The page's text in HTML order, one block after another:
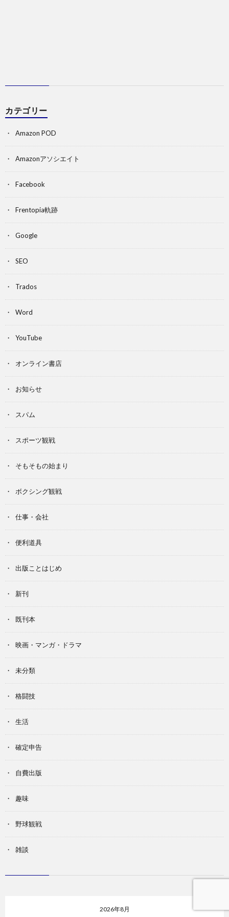
カテゴリー
Amazon POD
Amazonアソシエイト
Facebook
Frentopia軌跡
Google
SEO
Trados
Word
YouTube
オンライン書店
お知らせ
スパム
スポーツ観戦
そもそもの始まり
ボクシング観戦
仕事・会社
便利道具
出版ことはじめ
新刊
既刊本
映画・マンガ・ドラマ
未分類
格闘技
生活
確定申告
自費出版
趣味
野球観戦
雑談
2026年8月